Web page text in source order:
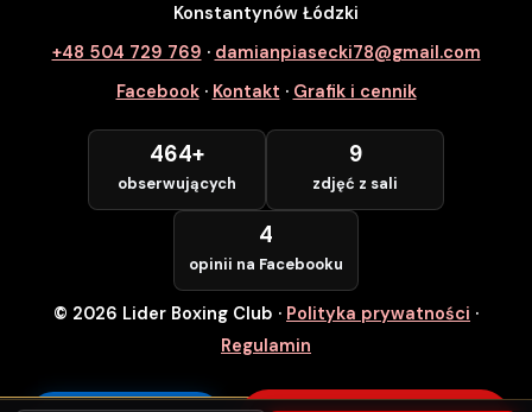
Zapisz się na wybrane zajęcia
Numer Telefonu *
POTWIERDZAM — WCHODZĘ ZA
DARMO
Konstantynów Łódzki
+48 504 729 769 · damianpiasecki78@gmail.com
Facebook· Kontakt · Grafik i cennik
464+
obserwujących
9
zdjęć z sali
4
opinii na Facebooku
© 2026 Lider Boxing Club · Polityka prywatności ·
Regulamin